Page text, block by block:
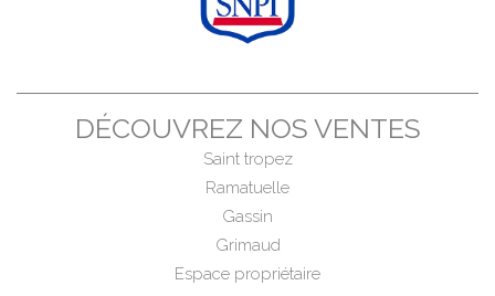
DÉCOUVREZ NOS VENTES
Saint tropez
Ramatuelle
Gassin
Grimaud
Espace propriétaire